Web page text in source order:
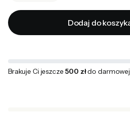
Dodaj do
Brakuje Ci jeszcze 500 złdo